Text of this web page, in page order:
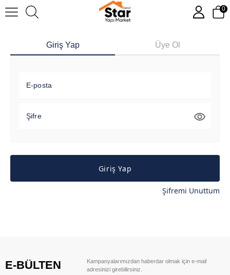
0
Giriş Yap Üye Ol
E-posta
Şifre
Giriş Yap
Şifremi Unuttum
E-BÜLTEN
Kampanyalarımızdan haberdar olmak için e-mail
adresinizi girebilirsiniz.